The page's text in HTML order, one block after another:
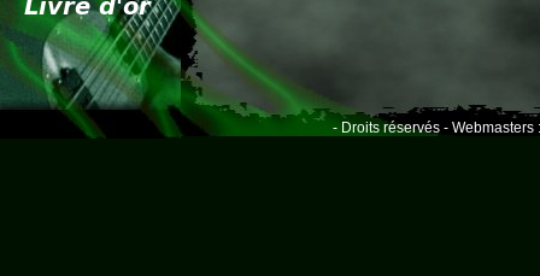
- Droits réservés - Webmasters